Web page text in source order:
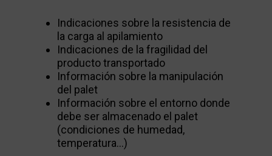
Indicaciones sobre la resistencia de
la carga al apilamiento
Indicaciones de la fragilidad del
producto transportado
Información sobre la manipulación
del palet
Información sobre el entorno donde
debe ser almacenado el palet
(condiciones de humedad,
temperatura…)